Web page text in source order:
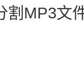
割MP3文